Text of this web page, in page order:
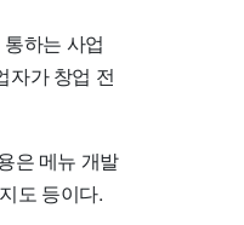
하는 사업
자가 창업 전
은 메뉴 개발
도 등이다.